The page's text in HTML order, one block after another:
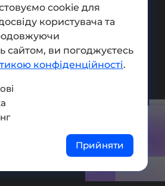
обмінник
Мапа сайту
Press kit
використання
конфіденційності
cookie для
користувача та
сайтом, ви погоджуєтесь
конфіденційності.
Прийняти